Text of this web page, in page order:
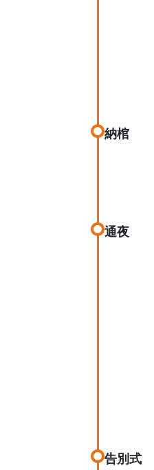
納棺
通夜
告別式